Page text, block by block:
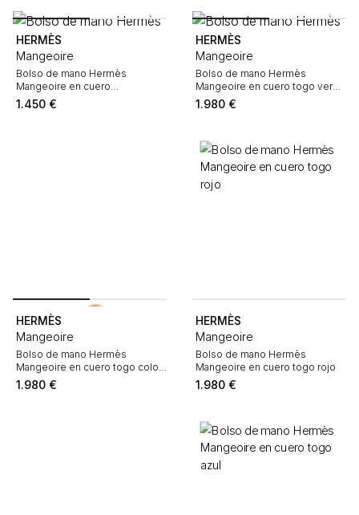
HERMÈS
Mangeoire
Bolso de mano Hermès
Mangeoire en cuero
Courchevel azul
1.450 €
HERMÈS
Mangeoire
Bolso de mano Hermès
Mangeoire en cuero togo verde
Chartreuse
1.980 €
HERMÈS
Mangeoire
Bolso de mano Hermès
Mangeoire en cuero togo color
burdeos
1.980 €
HERMÈS
Mangeoire
Bolso de mano Hermès
Mangeoire en cuero togo rojo
1.980 €